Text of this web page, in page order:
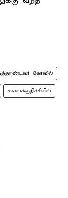
கோவில்
கள்ளக்குறிச்சியில்